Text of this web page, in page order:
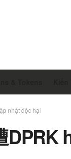
nhật độc hại